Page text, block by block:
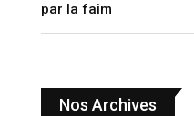
par la faim
Nos Archives